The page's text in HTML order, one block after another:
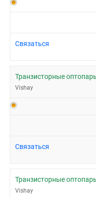
Связаться
Транзисторные
Vishay
Связаться
Транзисторные
Vishay